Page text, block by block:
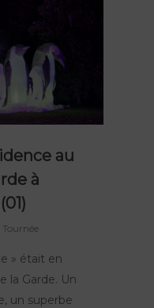
au
à
,Tournée
» était en
la Garde. Un
un superbe